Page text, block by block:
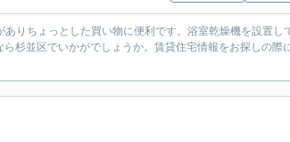
りちょっとした買い物に便利です。浴室乾燥機を設置し
杉並区でいかがでしょうか。賃貸住宅情報をお探しの際